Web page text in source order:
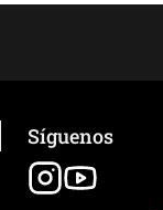
Síguenos